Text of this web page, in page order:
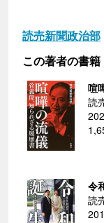
読売新聞政治部
この著者の書籍
喧
読
令
読